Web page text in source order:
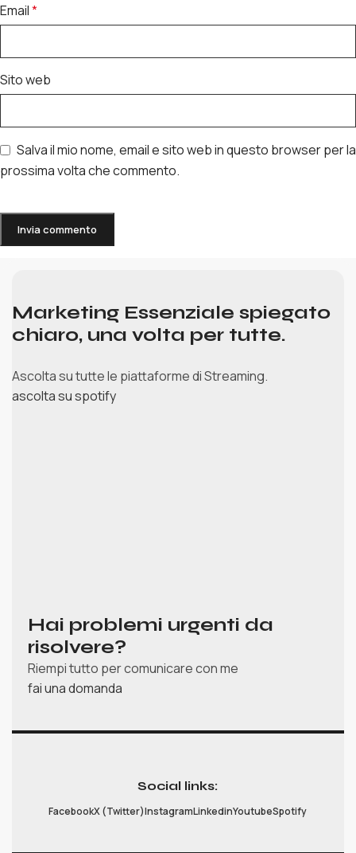
Email*
Sito web
Salva il mio nome, email e sito web in questo browser per la
prossima volta che commento.
Marketing Essenziale spiegato
chiaro, una volta per tutte.
Ascolta su tutte le piattaforme di Streaming.
ascolta su spotify
Hai problemi urgenti da
risolvere?
Riempi tutto per comunicare con me
fai una domanda
Social links:
FacebookX (Twitter)InstagramLinkedinYoutubeSpotify